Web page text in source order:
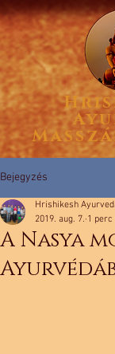
Bejegyzés
A Nasya
Hrishikesh
2019. aug. 7. 1 perc